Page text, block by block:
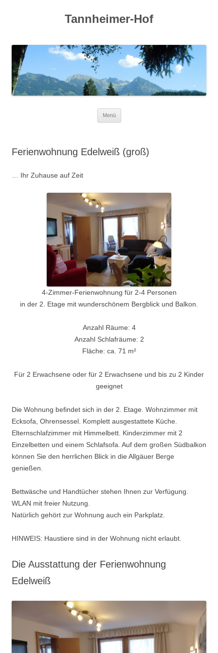
Tannheimer-Hof
Menü
Ferienwohnung Edelweiß (groß)
… Ihr Zuhause auf Zeit
4-Zimmer-Ferienwohnung für 2-4 Personen
in der 2. Etage mit wunderschönem Bergblick und Balkon.
Anzahl Räume: 4
Anzahl Schlafräume: 2
Fläche: ca. 71 m²
Für 2 Erwachsene oder für 2 Erwachsene und bis zu 2 Kinder
geeignet
Die Wohnung befindet sich in der 2. Etage. Wohnzimmer mit
Ecksofa, Ohrensessel. Komplett ausgestattete Küche.
Elternschlafzimmer mit Himmelbett. Kinderzimmer mit 2
Einzelbetten und einem Schlafsofa. Auf dem großen Südbalkon
können Sie den herrlichen Blick in die Allgäuer Berge
genießen.
Bettwäsche und Handtücher stehen Ihnen zur Verfügung.
WLAN mit freier Nutzung.
Natürlich gehört zur Wohnung auch ein Parkplatz.
HINWEIS: Haustiere sind in der Wohnung nicht erlaubt.
Die Ausstattung der Ferienwohnung
Edelweiß